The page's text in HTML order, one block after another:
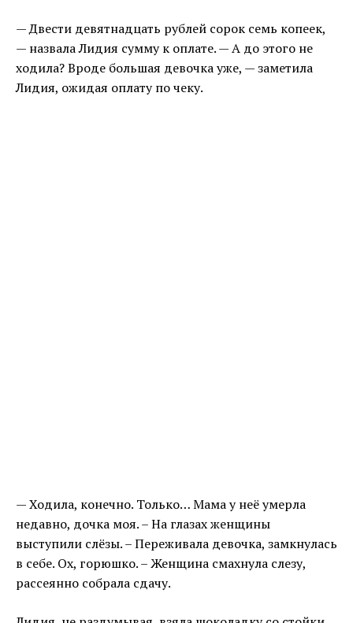
— Двести девятнадцать рублей сорок семь копеек,
— назвала Лидия сумму к оплате. — А до этого не
ходила? Вроде большая девочка уже, — заметила
Лидия, ожидая оплату по чеку.
— Ходила, конечно. Только… Мама у неё умерла
недавно, дочка моя. – На глазах женщины
выступили слёзы. – Переживала девочка, замкнулась
в себе. Ох, горюшко. – Женщина смахнула слезу,
рассеянно собрала сдачу.